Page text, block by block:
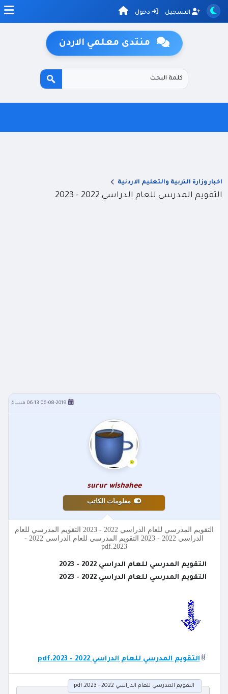
التسجيل دخول
منتدى معلمي الاردن
اخبار وزارة التربية والتعليم الاردنية
التقويم المدرسي للعام الدراسي 2022 - 2023
06-08-2019 06:13 مساءً
surur wishahee
معلومات الكاتب
التقويم المدرسي للعام الدراسي 2022 - 2023 التقويم المدرسي للعام
الدراسي 2022 - 2023 التقويم المدرسي للعام الدراسي 2022 -
2023.pdf
التقويم المدرسي للعام الدراسي 2022 - 2023
التقويم المدرسي للعام الدراسي 2022 - 2023
التقويم المدرسي للعام الدراسي 2022 - 2023.pdf
التقويم المدرسي للعام الدراسي 2022 - 2023.pdf